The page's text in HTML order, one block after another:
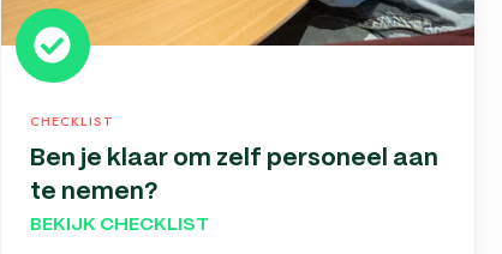
CHECKLIST
Ben je klaar om zelf personeel aan
te nemen?
BEKIJK CHECKLIST